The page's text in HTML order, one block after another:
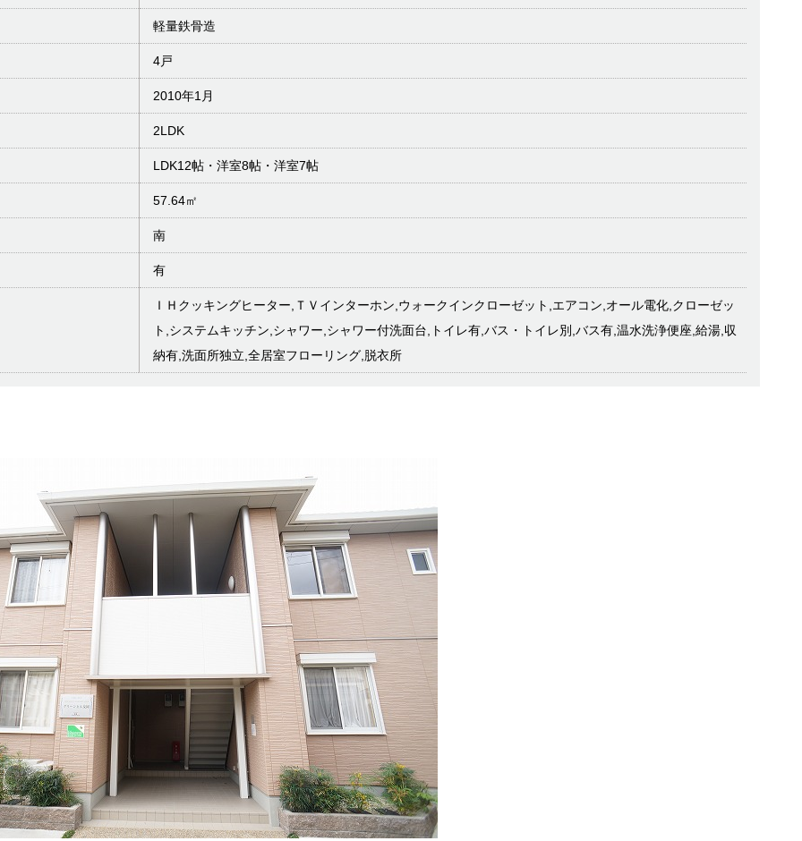
軽量鉄骨造
4戸
2010年1月
2LDK
LDK12帖・洋室8帖・洋室7帖
57.64㎡
南
有
ＩＨクッキングヒーター,ＴＶインターホン,ウォークインクローゼット,エアコン,オール電化,クローゼッ
ト,システムキッチン,シャワー,シャワー付洗面台,トイレ有,バス・トイレ別,バス有,温水洗浄便座,給湯,収
納有,洗面所独立,全居室フローリング,脱衣所